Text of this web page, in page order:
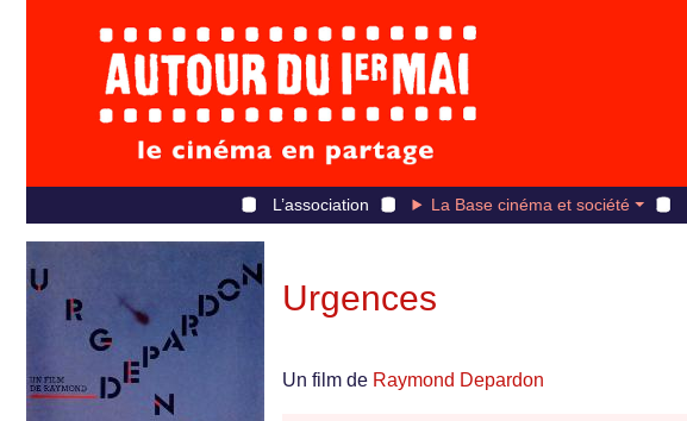
L’association La Base cinéma et société
Urgences
Un film de Raymond Depardon